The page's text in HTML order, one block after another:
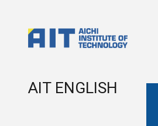
AIT ENGLISH